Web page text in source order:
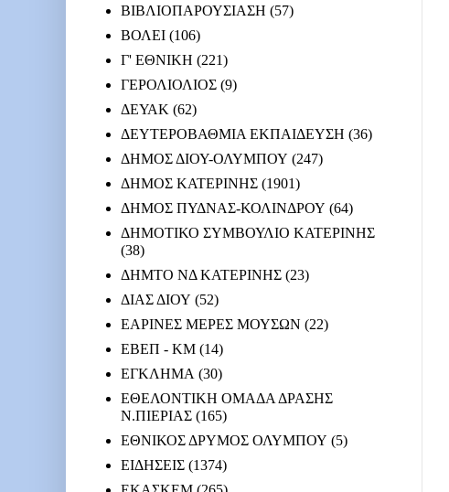
ΒΙΒΛΙΟΠΑΡΟΥΣΙΑΣΗ (57)
ΒΟΛΕΙ (106)
Γ' ΕΘΝΙΚΗ (221)
ΓΕΡΟΛΙΟΛΙΟΣ (9)
ΔΕΥΑΚ (62)
ΔΕΥΤΕΡΟΒΑΘΜΙΑ ΕΚΠΑΙΔΕΥΣΗ (36)
ΔΗΜΟΣ ΔΙΟΥ-ΟΛΥΜΠΟΥ (247)
ΔΗΜΟΣ ΚΑΤΕΡΙΝΗΣ (1901)
ΔΗΜΟΣ ΠΥΔΝΑΣ-ΚΟΛΙΝΔΡΟΥ (64)
ΔΗΜΟΤΙΚΟ ΣΥΜΒΟΥΛΙΟ ΚΑΤΕΡΙΝΗΣ
(38)
ΔΗΜΤΟ ΝΔ ΚΑΤΕΡΙΝΗΣ (23)
ΔΙΑΣ ΔΙΟΥ (52)
ΕΑΡΙΝΕΣ ΜΕΡΕΣ ΜΟΥΣΩΝ (22)
ΕΒΕΠ - ΚΜ (14)
ΕΓΚΛΗΜΑ (30)
ΕΘΕΛΟΝΤΙΚΗ ΟΜΑΔΑ ΔΡΑΣΗΣ
Ν.ΠΙΕΡΙΑΣ (165)
ΕΘΝΙΚΟΣ ΔΡΥΜΟΣ ΟΛΥΜΠΟΥ (5)
ΕΙΔΗΣΕΙΣ (1374)